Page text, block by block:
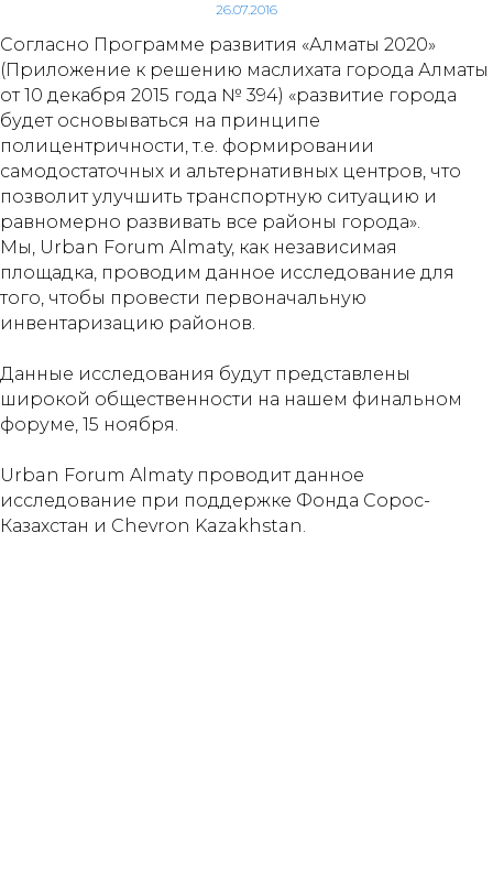
26.07.2016
Согласно Программе развития «Алматы 2020»
(Приложение к решению маслихата города Алматы
от 10 декабря 2015 года № 394) «развитие города
будет основываться на принципе
полицентричности, т.е. формировании
самодостаточных и альтернативных центров, что
позволит улучшить транспортную ситуацию и
равномерно развивать все районы города».
Мы, Urban Forum Almaty, как независимая
площадка, проводим данное исследование для
того, чтобы провести первоначальную
инвентаризацию районов.
Данные исследования будут представлены
широкой общественности на нашем финальном
форуме, 15 ноября.
Urban Forum Almaty проводит данное
исследование при поддержке Фонда Сорос-
Казахстан и Chevron Kazakhstan.